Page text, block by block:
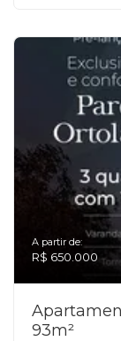
A partir de:
R$ 650.000
93m²